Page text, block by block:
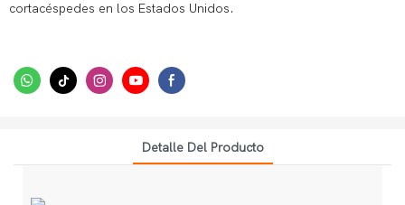
cortacéspedes en los Estados Unidos.
Detalle Del Producto